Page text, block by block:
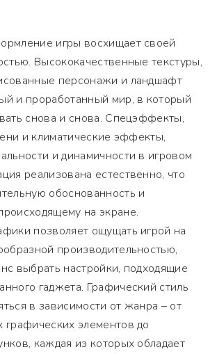
игры восхищает своей
Высококачественные текстуры,
персонажи и ландшафт
и проработанный мир, в который
снова и снова. Спецэффекты,
и климатические эффекты,
и динамичности в игровом
реализована естественно, что
обоснованность и
на экране.
позволяет ощущать игрой на
производительностью,
выбрать настройки, подходящие
гаджета. Графический стиль
в зависимости от жанра – от
графических элементов до
каждая из которых обладает